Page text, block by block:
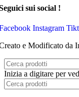
sui social !
Instagram
e Modificato da
Inizia a digitare per